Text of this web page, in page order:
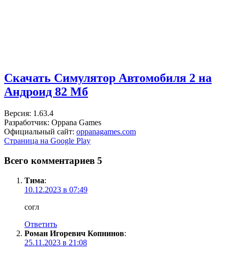
Скачать Симулятор Автомобиля 2 на
Андроид 82 Мб
Версия: 1.63.4
Разработчик: Oppana Games
Официальный сайт: oppanagames.com
Страница на Google Play
Всего комментариев 5
Тима:
10.12.2023 в 07:49
согл
Ответить
Роман Игоревич Копнинов:
25.11.2023 в 21:08